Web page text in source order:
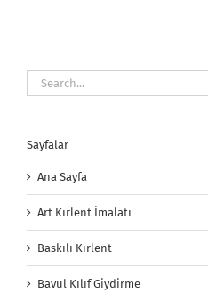
Search
for:
Sayfalar
Ana Sayfa
Art Kırlent İmalatı
Baskılı Kırlent
Bavul Kılıf Giydirme